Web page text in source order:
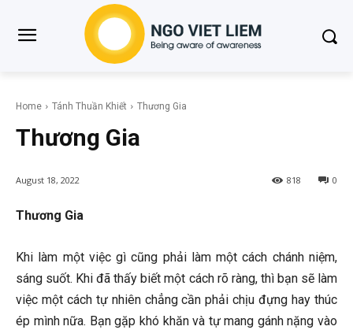
Home Tánh Thuần Khiết Thương Gia
Thương Gia
August 18, 2022 0
818
Thương Gia
Khi làm một việc gì cũng phải làm một cách chánh niệm,
sáng suốt. Khi đã thấy biết một cách rõ ràng, thì bạn sẽ làm
việc một cách tự nhiên chẳng cần phải chịu đựng hay thúc
ép mình nữa. Bạn gặp khó khăn và tự mang gánh nặng vào